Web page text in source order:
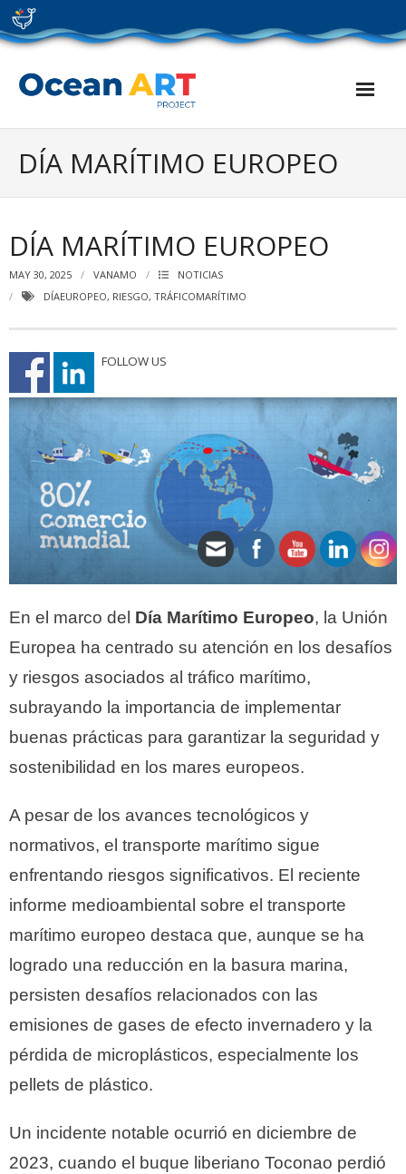
Skip
to
content
DÍA MARÍTIMO EUROPEO
DÍA MARÍTIMO EUROPEO
MAY 30, 2025 VANAMO
NOTICIAS
DÍAEUROPEO, RIESGO, TRÁFICOMARÍTIMO
FOLLOW US
En el marco del Día Marítimo Europeo, la Unión
Europea ha centrado su atención en los desafíos
y riesgos asociados al tráfico marítimo,
subrayando la importancia de implementar
buenas prácticas para garantizar la seguridad y
sostenibilidad en los mares europeos.
A pesar de los avances tecnológicos y
normativos, el transporte marítimo sigue
enfrentando riesgos significativos. El reciente
informe medioambiental sobre el transporte
marítimo europeo destaca que, aunque se ha
logrado una reducción en la basura marina,
persisten desafíos relacionados con las
emisiones de gases de efecto invernadero y la
pérdida de microplásticos, especialmente los
pellets de plástico.
Un incidente notable ocurrió en diciembre de
2023, cuando el buque liberiano Toconao perdió